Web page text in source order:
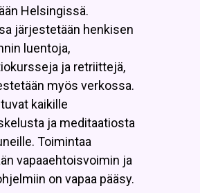
Helsingissä.
järjestetään henkisen
luentoja,
ja retriittejä,
myös verkossa.
kaikille
ja meditaatiosta
Toimintaa
vapaaehtoisvoimin ja
on vapaa pääsy.